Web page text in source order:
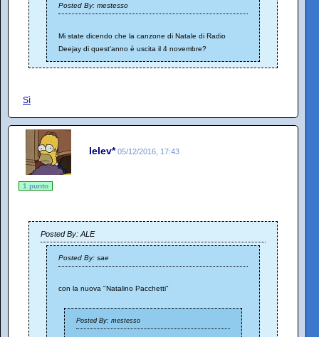
Posted By: mestesso
Mi state dicendo che la canzone di Natale di Radio
Deejay di quest'anno è uscita il 4 novembre?
Sì
lelev* 05/12/2016, 17:43
1 punto
Posted By: ALE
Posted By: sae
con la nuova "Natalino Pacchetti"
Posted By: mestesso